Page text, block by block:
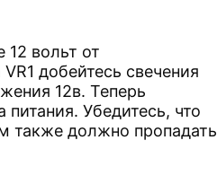
12 вольт от
добейтесь свечения
12в. Теперь
Убедитесь, что
также должно пропадать